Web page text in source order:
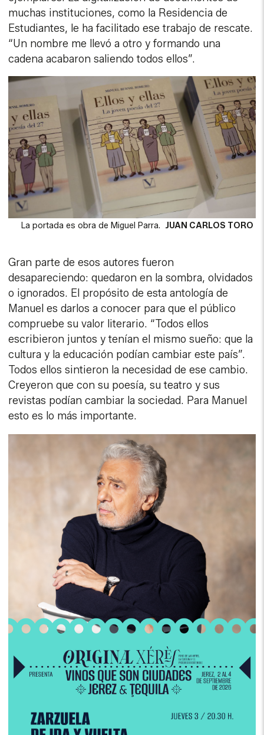
muchas instituciones, como la Residencia de
Estudiantes, le ha facilitado ese trabajo de rescate.
“Un nombre me llevó a otro y formando una
cadena acabaron saliendo todos ellos”.
La portada es obra de Miguel Parra. JUAN CARLOS TORO
Gran parte de esos autores fueron
desapareciendo: quedaron en la sombra, olvidados
o ignorados. El propósito de esta antología de
Manuel es darlos a conocer para que el público
compruebe su valor literario. “Todos ellos
escribieron juntos y tenían el mismo sueño: que la
cultura y la educación podían cambiar este país”.
Todos ellos sintieron la necesidad de ese cambio.
Creyeron que con su poesía, su teatro y sus
revistas podían cambiar la sociedad. Para Manuel
esto es lo más importante.